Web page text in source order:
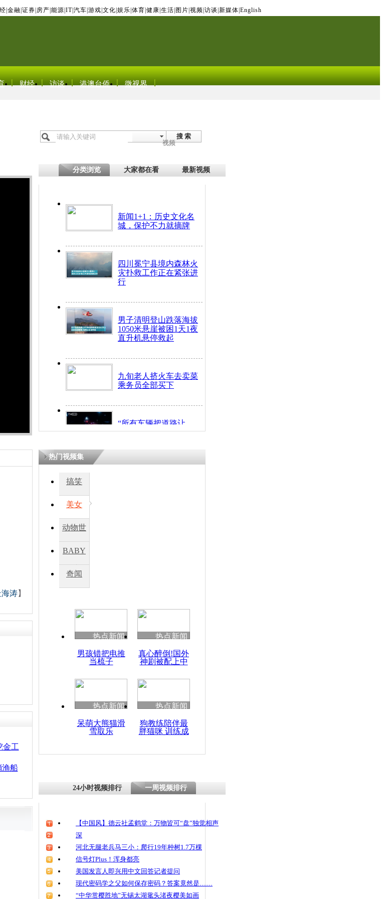
金融 证券 房产 能源 IT| 汽车 游戏 文化 娱乐 体育 健康 生活 图片 视频 访谈 新媒体 English
财经 访谈 港澳台侨 微视界
搜 索
视频
分类浏览 大家都在看 最新视频
新闻1+1：历史文化名
城，保护不力就摘牌
四川冕宁县境内森林火
灾扑救工作正在紧张进
行
男子清明登山跌落海拔
1050米悬崖被困1天1夜
直升机悬停救起
九旬老人挤火车去卖菜
乘务员全部买下
“所有车辆把道路让
开！”儿童突发疾病交
四川兴文苗乡上万人欢
度苗族花山节
清明祭英烈 哀思悼忠
国家海洋预报台发布海
海涛】
金工
渔船
热门视频集
搞笑
美女
动物世
BABY
秀
奇闻
热点新闻
男孩错把电推
当梳子
热点新闻
真心醉倒!国外
神剧被配上中
热点新闻
呆萌大熊猫滑
雪取乐
热点新闻
狗教练陪伴最
胖猫咪 训练成
24小时视频排行 一周视频排行
【中国风】德云社孟鹤堂：万物皆可“盘”独觉相声
深
河北无腿老兵马三小：爬行19年种树1.7万棵
信号灯Plus！浑身都亮
美国发言人即兴用中文回答记者提问
现代密码学之父如何保存密码？答案竟然是……
“中华赏樱胜地”无锡太湖鼋头渚夜樱美如画